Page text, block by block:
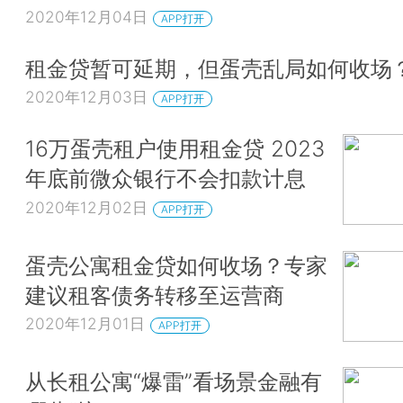
2020年12月04日 APP打开
租金贷暂可延期，但蛋壳乱局如何收
2020年12月03日 APP打开
16万蛋壳租户使用租金贷 2023
年底前微众银行不会扣款计息
2020年12月02日 APP打开
蛋壳公寓租金贷如何收场？专家
建议租客债务转移至运营商
2020年12月01日 APP打开
从长租公寓“爆雷”看场景金融有